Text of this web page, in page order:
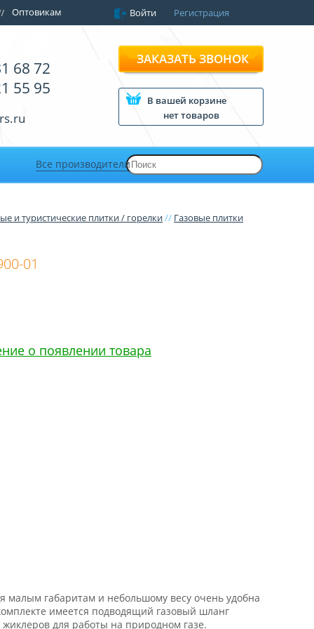
Оптовикам Войти Регистрация
68 72
55 95
ЗАКАЗАТЬ ЗВОНОК
В вашей корзине
нет товаров
Все производители
и туристические плитки / горелки// Газовые плитки
01
о появлении товара
малым габаритам и небольшому весу очень удобна
имеется подводящий газовый шланг
для работы на природном газе.